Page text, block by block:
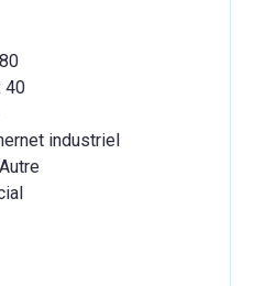
80
40
industriel
Autre